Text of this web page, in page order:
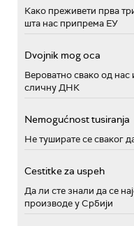
Како преживети прва
шта нас припрема ЕУ
Dvojnik mog oca
Вероватно свако од нас
сличну ДНК
Nemogućnost tusiranja
Не туширате се сваког
Cestitke za uspeh
Да ли сте знали да се
производе у Србији